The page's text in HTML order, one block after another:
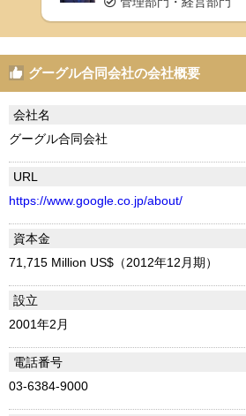
グーグル合同会社の会社概要
会社名
グーグル合同会社
URL
https://www.google.co.jp/about/
資本金
71,715 Million US$（2012年12月期）
設立
2001年2月
電話番号
03-6384-9000